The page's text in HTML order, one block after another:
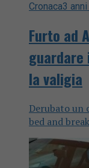
Cronaca3
Furto ad
guardare
la valigia
Derubato un
bed and